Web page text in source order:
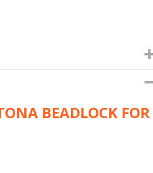
BEADLOCK FOR